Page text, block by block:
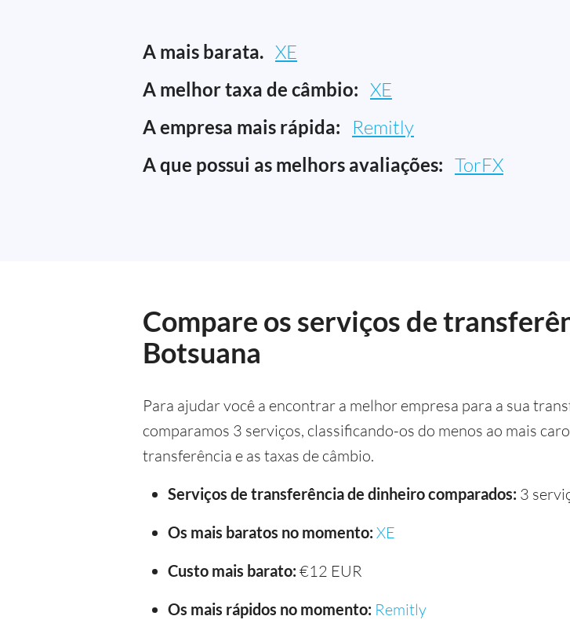
A mais barata. XE
A melhor taxa de câmbio: XE
A empresa mais rápida: Remitly
A que possui as melhors avaliações: TorFX
Compare os serviços de
Botsuana
Para ajudar você a encontrar a melhor empresa para a sua
comparamos 3 serviços, classificando-os do menos ao mais
transferência e as taxas de câmbio.
Serviços de transferência de dinheiro comparados: 3
Os mais baratos no momento: XE
Custo mais barato: €12 EUR
Os mais rápidos no momento: Remitly